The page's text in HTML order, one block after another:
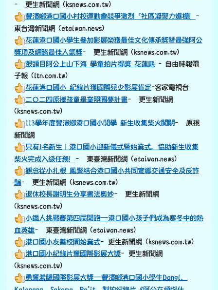
– 更生新聞網 (ksnews.com.tw)
豐濱鄉港口國小村校運動會競爭激烈「社區凝聚力爆棚！ –
東台灣新聞網 (etaiwan.news)
花蓮港口國小學生參加影展榮獲最佳文化傳承獎暨最強阿公
獎項及網路最佳人氣獎– 更生新聞網 (ksnews.com.tw)
跟頭目阿公上山下海 學童拍片得獎 花蓮縣 - 自由時報電
子報 (ltn.com.tw)
花蓮港口國小 紀錄片獲國際兒少影展肯定-客家電視台
二〇二四原鄉孩童畢業照圓夢計畫– 更生新聞網
(ksnews.com.tw)
113學年度豐濱鄉港口國小開學 新生收集柴火闖關– 原視
新聞網
只有1名新生｜港口國小迎新儀式暨始業式，協助新生收集
柴火完成入級任務！ – 東臺灣新聞網 (etaiwan.news)
觀念從小扎根 鳳警結合港口國小共同宣導交通安全及反詐
騙– 更生新聞網 (ksnews.com.tw)
退休校長謝明生分享書法奧妙– 更生新聞網
(ksnews.com.tw)
小鐵人挑戰賽第四屆開跑—港口國小孩子們成為寒冬中的熱
血英雄– 東臺灣新聞網 (etaiwan.news)
港口國小友善校園始業式–更生新聞網 (ksnews.com.tw)
港口國小紀錄片奪國際影展大獎–更生新聞網
(ksnews.com.tw)
勇奪希臘國際影展大獎—豐濱鄉港口國小學生Dongi、